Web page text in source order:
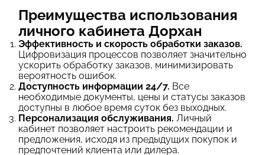
Преимущества использования
личного кабинета Дорхан
Эффективность и скорость обработки заказов.
Цифровизация процессов позволяет значительно
ускорить обработку заказов, минимизировать
вероятность ошибок.
Доступность информации 24/7. Все
необходимые документы, цены и статусы заказов
доступны в любое время суток без выходных.
Персонализация обслуживания. Личный
кабинет позволяет настроить рекомендации и
предложения, исходя из предыдущих покупок и
предпочтений клиента или дилера.